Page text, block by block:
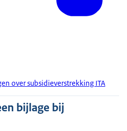
over subsidieverstrekking ITA
bijlage bij